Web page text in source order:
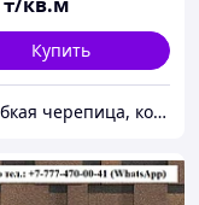
Купить
№1 гибкая черепица, композитная черепица из Европы, по лучшим ценам в Алматы